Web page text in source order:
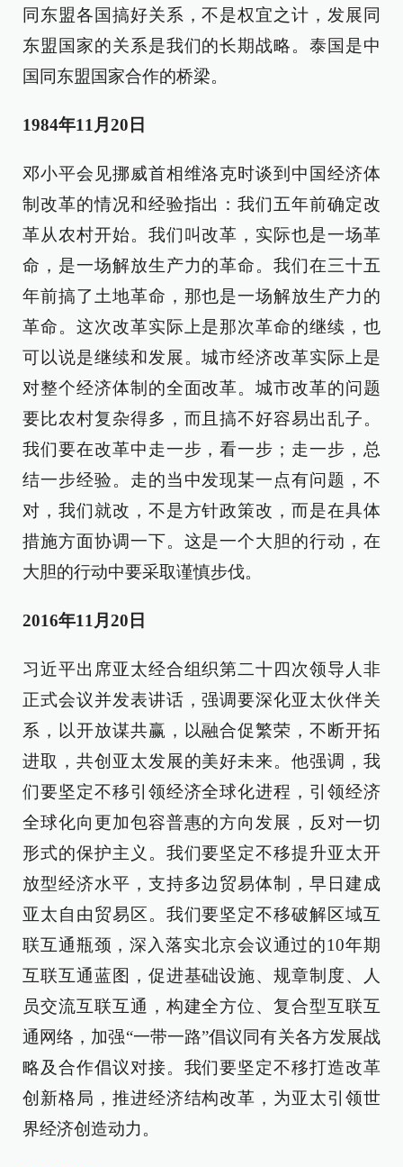
同东盟各国搞好关系，不是权宜之计，发展同
东盟国家的关系是我们的长期战略。泰国是中
国同东盟国家合作的桥梁。
1984年11月20日
邓小平会见挪威首相维洛克时谈到中国经济体
制改革的情况和经验指出：我们五年前确定改
革从农村开始。我们叫改革，实际也是一场革
命，是一场解放生产力的革命。我们在三十五
年前搞了土地革命，那也是一场解放生产力的
革命。这次改革实际上是那次革命的继续，也
可以说是继续和发展。城市经济改革实际上是
对整个经济体制的全面改革。城市改革的问题
要比农村复杂得多，而且搞不好容易出乱子。
我们要在改革中走一步，看一步；走一步，总
结一步经验。走的当中发现某一点有问题，不
对，我们就改，不是方针政策改，而是在具体
措施方面协调一下。这是一个大胆的行动，在
大胆的行动中要采取谨慎步伐。
2016年11月20日
习近平出席亚太经合组织第二十四次领导人非
正式会议并发表讲话，强调要深化亚太伙伴关
系，以开放谋共赢，以融合促繁荣，不断开拓
进取，共创亚太发展的美好未来。他强调，我
们要坚定不移引领经济全球化进程，引领经济
全球化向更加包容普惠的方向发展，反对一切
形式的保护主义。我们要坚定不移提升亚太开
放型经济水平，支持多边贸易体制，早日建成
亚太自由贸易区。我们要坚定不移破解区域互
联互通瓶颈，深入落实北京会议通过的10年期
互联互通蓝图，促进基础设施、规章制度、人
员交流互联互通，构建全方位、复合型互联互
通网络，加强“一带一路”倡议同有关各方发展战
略及合作倡议对接。我们要坚定不移打造改革
创新格局，推进经济结构改革，为亚太引领世
界经济创造动力。